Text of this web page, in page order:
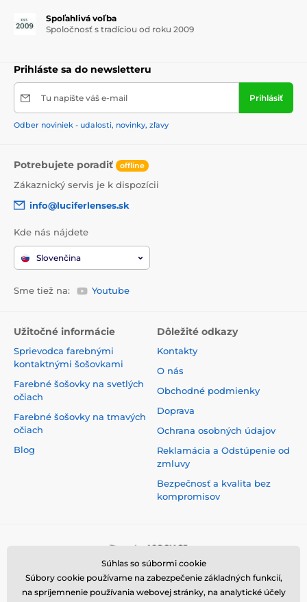
Spoľahlivá voľba
Spoločnosť s tradíciou od roku 2009
Prihláste sa do newsletteru
Tu napíšte váš e-mail Prihlásiť
Odber noviniek - udalosti, novinky, zľavy
Potrebujete poradiť offline
Zákaznický servis je k dispozícii
info@luciferlenses.sk
Kde nás nájdete
Slovenčina
Sme tiež na: Youtube
Užitočné informácie
Sprievodca farebnými
kontaktnými šošovkami
Farebné šošovky na svetlých
očiach
Farebné šošovky na tmavých
očiach
Blog
Dôležité odkazy
Kontakty
O nás
Obchodné podmienky
Doprava
Ochrana osobných údajov
Reklamácia a Odstúpenie od
zmluvy
Bezpečnosť a kvalita bez
kompromisov
Súhlas so súbormi cookie
Súbory cookie používame na zabezpečenie základných funkcií,
na spríjemnenie používania webovej stránky, na analytické účely